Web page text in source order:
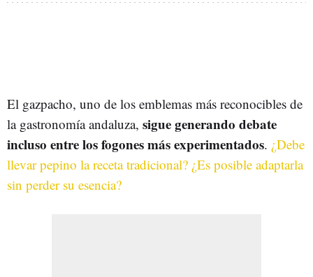
El gazpacho, uno de los emblemas más reconocibles de
la gastronomía andaluza, sigue generando debate
incluso entre los fogones más experimentados. ¿Debe
llevar pepino la receta tradicional? ¿Es posible adaptarla
sin perder su esencia?